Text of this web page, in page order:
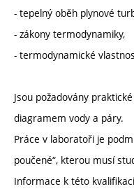
- tepelný oběh plynové
- zákony termodynamiky,
- termodynamické
Jsou požadovány
diagramem vody a páry.
Práce v laboratoři je
poučené“, kterou musí
Informace k této